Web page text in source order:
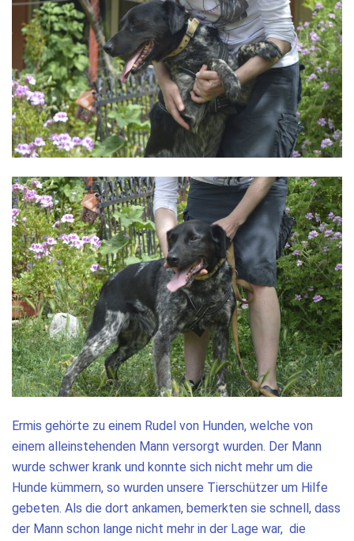
Ermis gehörte zu einem Rudel von Hunden, welche von
einem alleinstehenden Mann versorgt wurden. Der Mann
wurde schwer krank und konnte sich nicht mehr um die
Hunde kümmern, so wurden unsere Tierschützer um Hilfe
gebeten. Als die dort ankamen, bemerkten sie schnell, dass
der Mann schon lange nicht mehr in der Lage war, die